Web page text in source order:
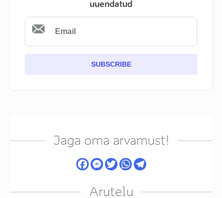
uuendatud
SUBSCRIBE
Jaga oma arvamust!
Arutelu